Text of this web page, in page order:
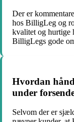
Der er
hos BilligLeg og
kvalitet og hurtige
BilligLegs gode
Hvordan
under
Selvom der er